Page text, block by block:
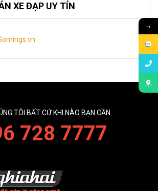
XE ĐẠP UY TÍN
TÔI BẤT CỨ KHI NÀO BẠN CẦN
728 7777
→